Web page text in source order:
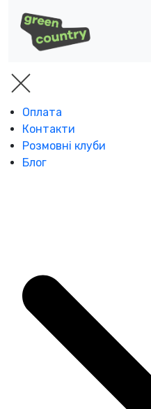
Оплата
Контакти
Розмовні клуби
Блог